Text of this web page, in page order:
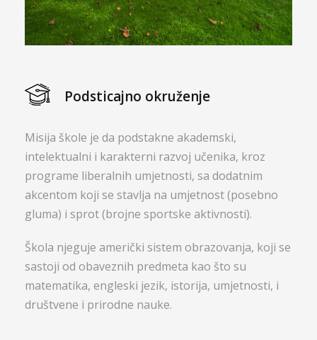
Podsticajno okruženje
Misija škole je da podstakne akademski,
intelektualni i karakterni razvoj učenika, kroz
programe liberalnih umjetnosti, sa dodatnim
akcentom koji se stavlja na umjetnost (posebno
gluma) i sprot (brojne sportske aktivnosti).
Škola njeguje američki sistem obrazovanja, koji se
sastoji od obaveznih predmeta kao što su
matematika, engleski jezik, istorija, umjetnosti, i
društvene i prirodne nauke.